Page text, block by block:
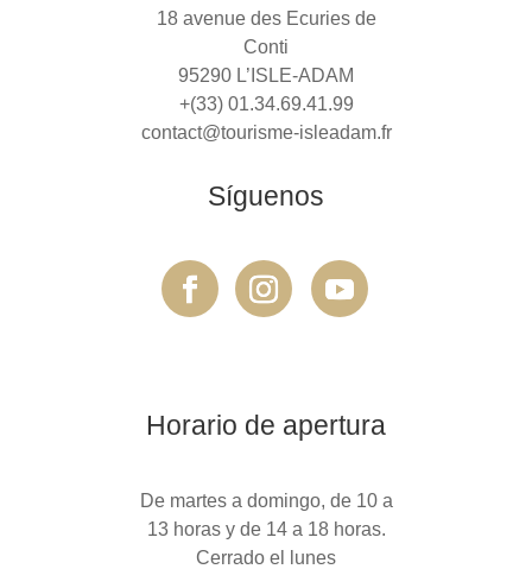
18 avenue des Ecuries de
Conti
95290 L’ISLE-ADAM
+(33) 01.34.69.41.99
contact@tourisme-isleadam.fr
Síguenos
Horario de apertura
De martes a domingo, de 10 a
13 horas y de 14 a 18 horas.
Cerrado el lunes